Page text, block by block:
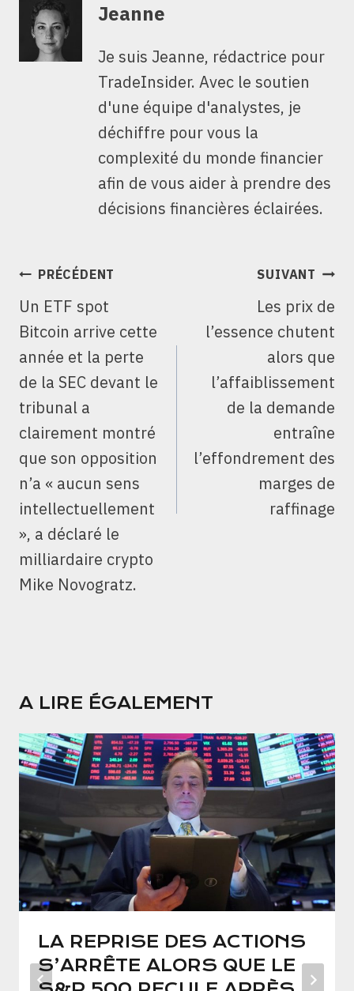
Jeanne
Je suis Jeanne, rédactrice pour
TradeInsider. Avec le soutien
d'une équipe d'analystes, je
déchiffre pour vous la
complexité du monde financier
afin de vous aider à prendre des
décisions financières éclairées.
NAVIGATION
L’ARTICLE
PRÉCÉDENT
Un ETF spot
Bitcoin arrive cette
année et la perte
de la SEC devant le
tribunal a
clairement montré
que son opposition
n’a « aucun sens
intellectuellement
», a déclaré le
milliardaire crypto
Mike Novogratz.
SUIVANT
Les prix de
l’essence chutent
alors que
l’affaiblissement
de la demande
entraîne
l’effondrement des
marges de
raffinage
A LIRE ÉGALEMENT
LA REPRISE DES ACTIONS
S’ARRÊTE ALORS QUE LE